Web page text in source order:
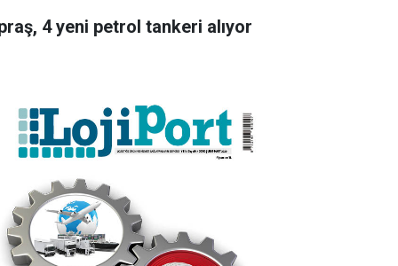
4 yeni petrol tankeri alıyor